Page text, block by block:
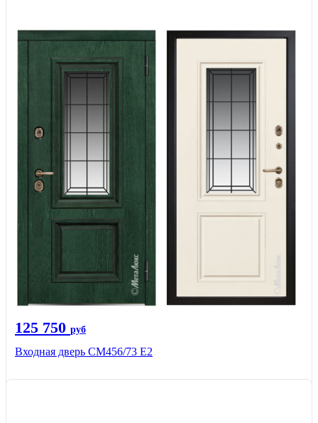
125 750 руб
Входная дверь СМ456/73 Е2